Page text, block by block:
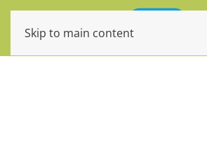
Skip to main content